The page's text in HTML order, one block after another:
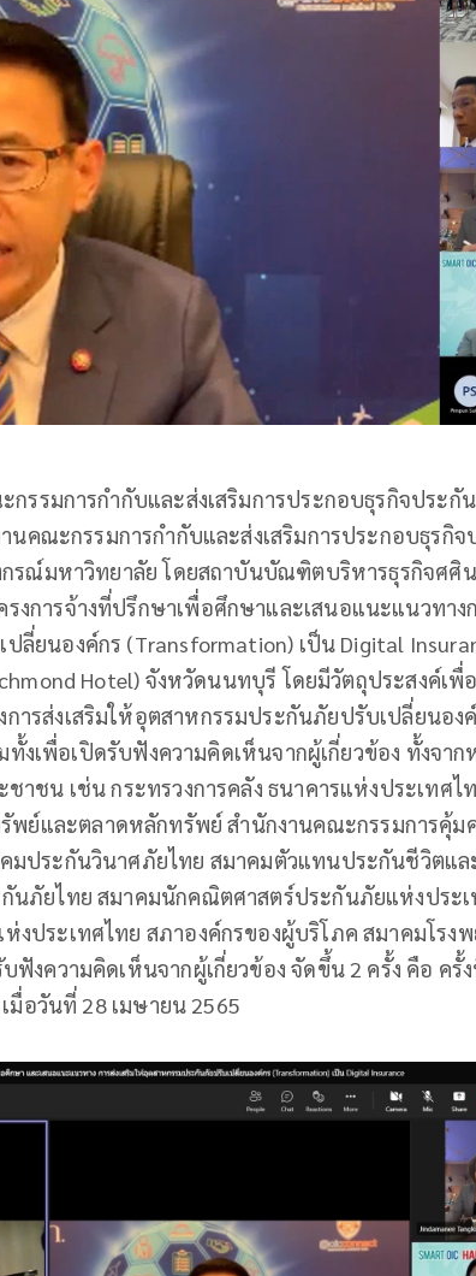
กรรมการกำกับและส่งเสริมการประกอบธุรกิจประกั
านคณะกรรมการกำกับและส่งเสริมการประกอบธุรกิ
รณ์มหาวิทยาลัย โดยสถาบันบัณฑิตบริหารธุรกิจศศิ
งการจ้างที่ปรึกษาเพื่อศึกษาและเสนอแนะแนวทาง
ลี่ยนองค์กร (Transformation) เป็น Digital
Hotel) จังหวัดนนทบุรี โดยมีวัตถุประสงค์เพื่
ารส่งเสริมให้อุตสาหกรรมประกันภัยปรับเปลี่ยนอง
งเพื่อเปิดรับฟังความคิดเห็นจากผู้เกี่ยวข้อง ทั้งจาก
าชน เช่น กระทรวงการคลัง ธนาคารแห่งประเทศไ
พย์และตลาดหลักทรัพย์ สำนักงานคณะกรรมการคุ้ม
มประกันวินาศภัยไทย สมาคมตัวแทนประกันชีวิตแล
นภัยไทย สมาคมนักคณิตศาสตร์ประกันภัยแห่งประ
งประเทศไทย สภาองค์กรของผู้บริโภค สมาคมโรง
ฟังความคิดเห็นจากผู้เกี่ยวข้อง จัดขึ้น 2 ครั้ง คือ ครั้ง
มื่อวันที่ 28 เมษายน 2565